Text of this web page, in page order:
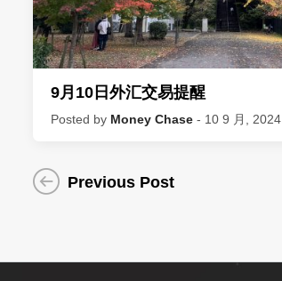
9月10日外汇交易提醒
Posted by Money Chase - 10 9 月, 2024
Previous Post